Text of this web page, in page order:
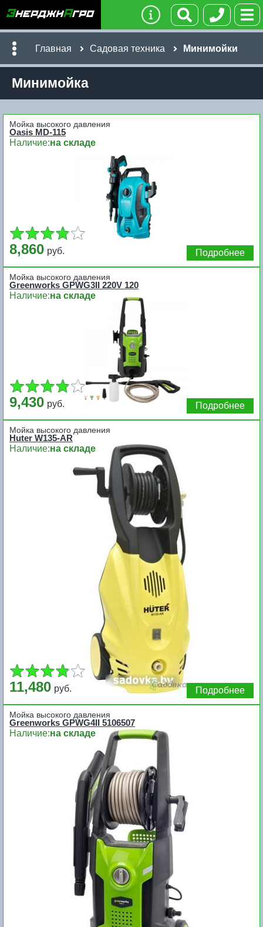
Главная Садовая техника Минимойки
Минимойка
Мойка высокого давления
Oasis MD-115
Наличие:на складе
8,860 руб. Подробнее
Мойка высокого давления
Greenworks GPWG3II 220V 120
Наличие:на складе
9,430 руб. Подробнее
Мойка высокого давления
Huter W135-AR
Наличие:на складе
11,480 руб. Подробнее
Мойка высокого давления
Greenworks GPWG4II 5106507
Наличие:на складе